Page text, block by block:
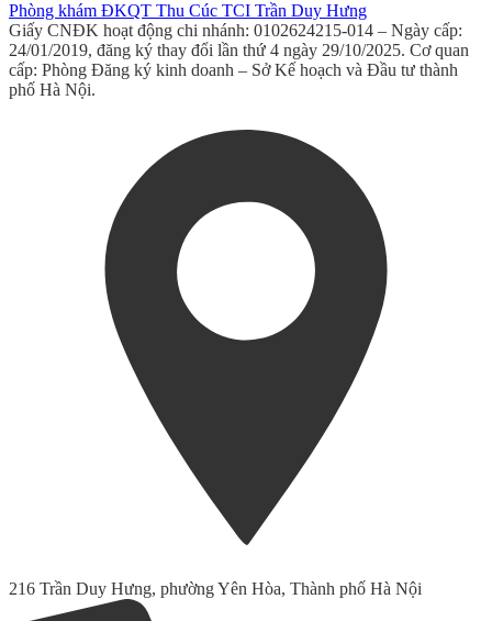
Phòng khám ĐKQT Thu Cúc TCI Trần Duy Hưng
Giấy CNĐK hoạt động chi nhánh: 0102624215-014 – Ngày cấp:
24/01/2019, đăng ký thay đổi lần thứ 4 ngày 29/10/2025. Cơ quan
cấp: Phòng Đăng ký kinh doanh – Sở Kế hoạch và Đầu tư thành
phố Hà Nội.
216 Trần Duy Hưng, phường Yên Hòa, Thành phố Hà Nội